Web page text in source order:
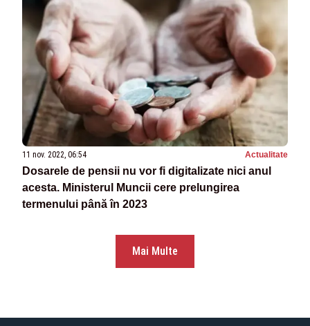
11 nov. 2022, 06:54 Actualitate
Dosarele de pensii nu vor fi digitalizate nici anul
acesta. Ministerul Muncii cere prelungirea
termenului până în 2023
Mai Multe